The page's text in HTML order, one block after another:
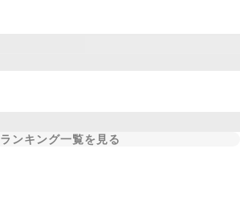
ランキング一覧を見る